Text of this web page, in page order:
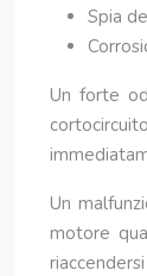
Spia
Un forte
Un
motore